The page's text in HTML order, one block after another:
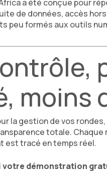
Africa a été conçue pour
de données, accès
peu formés aux outils
moins
la gestion de vos
totale.
est tracé en temps réel.
votre démonstration